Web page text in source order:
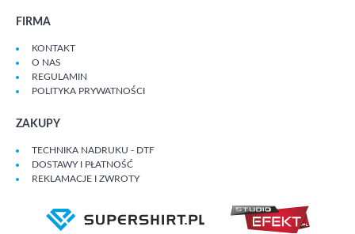
FIRMA
KONTAKT
O NAS
REGULAMIN
POLITYKA PRYWATNOŚCI
ZAKUPY
TECHNIKA NADRUKU - DTF
DOSTAWY I PŁATNOŚĆ
REKLAMACJE I ZWROTY